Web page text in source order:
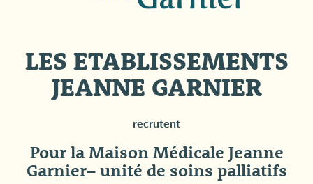
LES ETABLISSEMENTS
JEANNE GARNIER
recrutent
Pour la Maison Médicale Jeanne
Garnier– unité de soins palliatifs